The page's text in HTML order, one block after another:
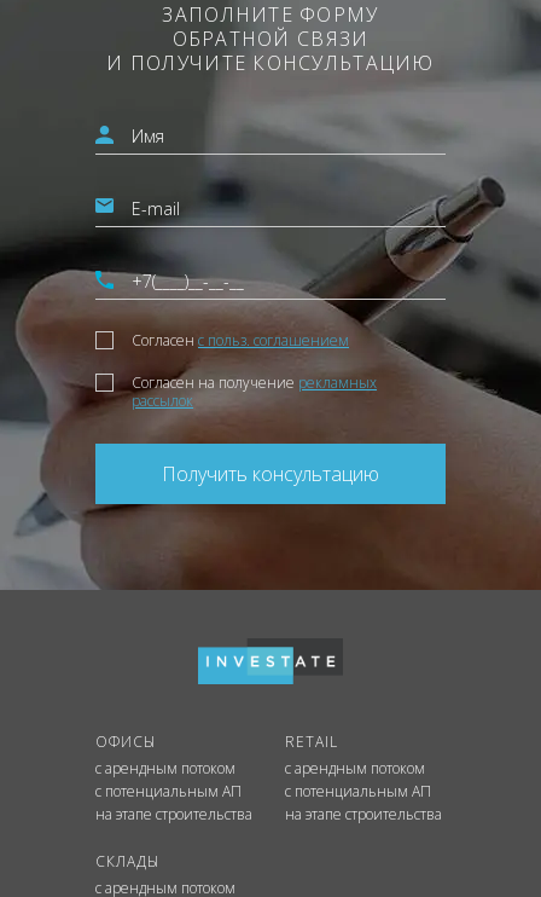
ЗАПОЛНИТЕ ФОРМУ
ОБРАТНОЙ СВЯЗИ
И ПОЛУЧИТЕ КОНСУЛЬТАЦИЮ
Согласен с польз. соглашением
Согласен на получение рекламных
рассылок
Получить консультацию
ОФИСЫ
с арендным потоком
с потенциальным АП
на этапе строительства
RETAIL
с арендным потоком
с потенциальным АП
на этапе строительства
СКЛАДЫ
с арендным потоком